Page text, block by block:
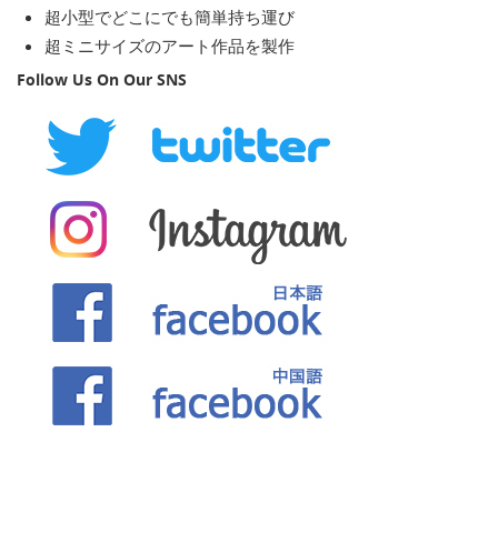
超小型でどこにでも簡単持ち運び
超ミニサイズのアート作品を製作
Follow Us On Our SNS